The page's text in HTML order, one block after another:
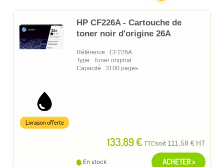
HP CF226A - Cartouche de
toner noir d'origine 26A
Référence : CF226A
Type : Toner original
Capacité : 3100 pages
133,89 € TTCsoit 111,58 € HT
Livraison offerte
En stock ACHETER >